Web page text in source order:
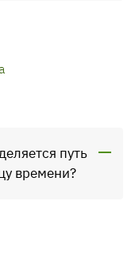
путь
времени?